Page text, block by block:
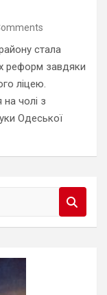
стала
реформ завдяки
ліцею.
на чолі з
Одеської